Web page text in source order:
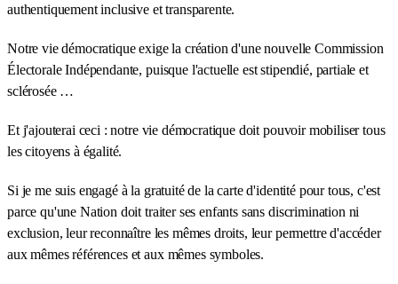
authentiquement inclusive et transparente.
Notre vie démocratique exige la création d'une nouvelle Commission
Électorale Indépendante, puisque l'actuelle est stipendié, partiale et
sclérosée …
Et j'ajouterai ceci : notre vie démocratique doit pouvoir mobiliser tous
les citoyens à égalité.
Si je me suis engagé à la gratuité de la carte d'identité pour tous, c'est
parce qu'une Nation doit traiter ses enfants sans discrimination ni
exclusion, leur reconnaître les mêmes droits, leur permettre d'accéder
aux mêmes références et aux mêmes symboles.